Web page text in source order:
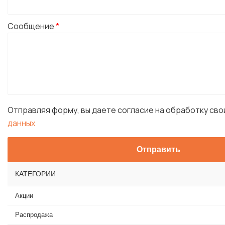
Сообщение*
Отправляя форму, вы даете согласие на обработку
данных
КАТЕГОРИИ
Акции
Распродажа